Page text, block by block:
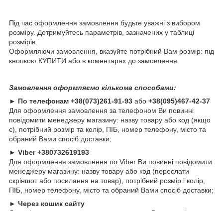
Під час оформлення замовлення будьте уважні з вибором
розміру. Дотримуйтесь параметрів, зазначених у таблиці
розмірів.
Оформляючи замовлення, вказуйте потрібний Вам розмір: під
кнопкою КУПИТИ або в коментарях до замовлення.
Замовлення оформляємо кількома способами:
► По телефонам +38(073)261-91-93 або +38(095)467-42-37
Для оформлення замовлення за телефоном Ви повинні
повідомити менеджеру магазину: назву товару або код (якщо
є), потрібний розмір та колір, ПІБ, номер телефону, місто та
обраний Вами спосіб доставки;
► Viber +380732619193
Для оформлення замовлення по Viber Ви повинні повідомити
менеджеру магазину: назву товару або код (переслати
скріншот або посилання на товар), потрібний розмір і колір,
ПІБ, номер телефону, місто та обраний Вами спосіб доставки;
► Через кошик сайту